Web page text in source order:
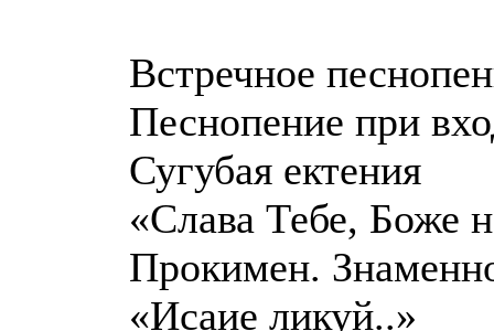
Встречное
Песнопение при
Сугубая ектения
«Слава Тебе, Боже
Прокимен.
«Исаие ликуй..»